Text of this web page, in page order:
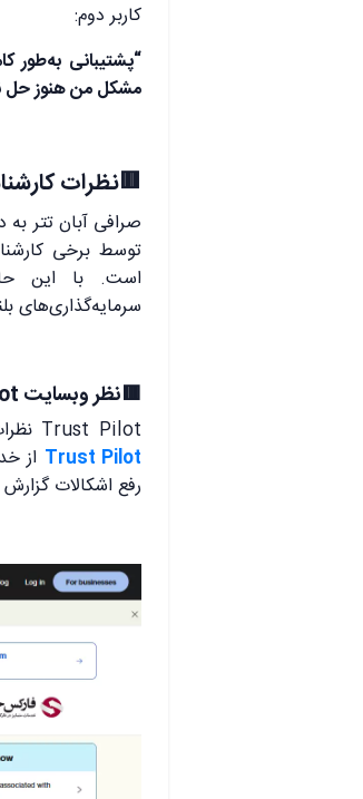
کاربر دوم:
“پشتیبانی
مشکل من هنوز
🟥نظرات
صرافی آبان تتر
توسط برخی
است. با این
سرمایه‌گذاری‌های
🟥نظر وبسایت Trust Pilot درباره آبان تتر
Trust Pilot نظرات متفاوتی درباره صرافی آبان تتر ارائه کرده است. به‌طور کلی،
Trust Pilot از
رفع اشکالات گزارش